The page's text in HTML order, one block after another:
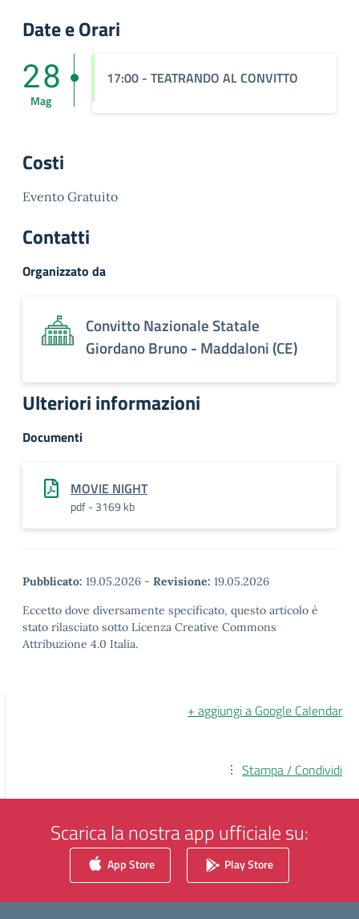
Date e Orari
28
Mag
17:00 - TEATRANDO AL CONVITTO
Costi
Evento Gratuito
Contatti
Organizzato da
Convitto Nazionale Statale
Giordano Bruno - Maddaloni (CE)
Ulteriori informazioni
Documenti
MOVIE NIGHT
pdf - 3169 kb
Pubblicato: 19.05.2026 - Revisione: 19.05.2026
Eccetto dove diversamente specificato, questo articolo è
stato rilasciato sotto Licenza Creative Commons
Attribuzione 4.0 Italia.
+ aggiungi a Google Calendar
Stampa / Condividi
Scarica la nostra app ufficiale su:
App Store Play Store